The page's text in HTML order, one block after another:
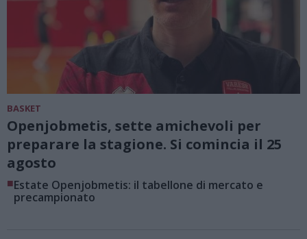
BASKET
Openjobmetis, sette amichevoli per
preparare la stagione. Si comincia il 25
agosto
■Estate Openjobmetis: il tabellone di mercato e
precampionato